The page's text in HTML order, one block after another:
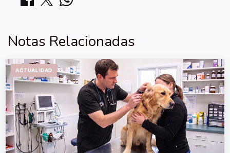
Notas Relacionadas
ACTUALIDAD